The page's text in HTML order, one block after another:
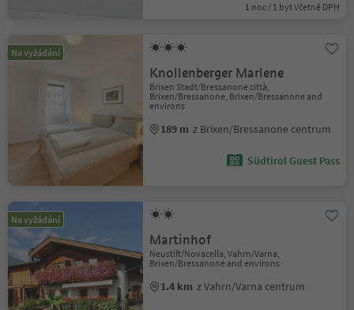
1 noc / 1 byt Včetně DPH
Na vyžádání
Knollenberger Marlene
Brixen Stadt/Bressanone città,
Brixen/Bressanone, Brixen/Bressanone and
environs
189 m z Brixen/Bressanone centrum
Südtirol Guest Pass
Na vyžádání
Martinhof
Neustift/Novacella, Vahrn/Varna,
Brixen/Bressanone and environs
1.4 km z Vahrn/Varna centrum